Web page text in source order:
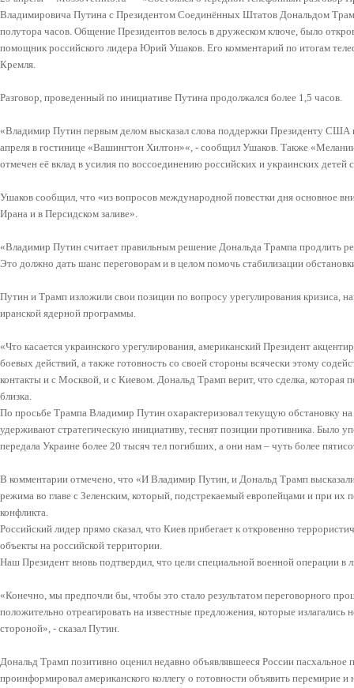
Владимировича Путина с Президентом Соединённых Штатов Дональдом
полутора часов. Общение Президентов велось в дружеском ключе, было
помощник российского лидера Юрий Ушаков. Его комментарий по итогам
Кремля.
Разговор, проведенный по инициативе Путина продолжался более 1,5 часов.
«Владимир Путин первым делом высказал слова поддержки Президенту США
апреля в гостинице «Вашингтон Хилтон»«, - сообщил Ушаков. Также
отмечен её вклад в усилия по воссоединению российских и украинских детей
Ушаков сообщил, что «из вопросов международной повестки дня основное
Ирана и в Персидском заливе».
«Владимир Путин считает правильным решение Дональда Трампа продлить
Это должно дать шанс переговорам и в целом помочь стабилизации
Путин и Трамп изложили свои позиции по вопросу урегулирования кризиса,
иранской ядерной программы.
«Что касается украинского урегулирования, американский Президент
боевых действий, а также готовность со своей стороны всячески этому
контакты и с Москвой, и с Киевом. Дональд Трамп верит, что сделка, которая
близка.
По просьбе Трампа Владимир Путин охарактеризовал текущую обстановку
удерживают стратегическую инициативу, теснят позиции противника. Было
передала Украине более 20 тысяч тел погибших, а они нам – чуть более
В комментарии отмечено, что «И Владимир Путин, и Дональд Трамп
режима во главе с Зеленским, который, подстрекаемый европейцами и при их
конфликта.
Российский лидер прямо сказал, что Киев прибегает к откровенно
объекты на российской территории.
Наш Президент вновь подтвердил, что цели специальной военной операции в
«Конечно, мы предпочли бы, чтобы это стало результатом переговорного
положительно отреагировать на известные предложения, которые излагались
стороной», - сказал Путин.
Дональд Трамп позитивно оценил недавно объявлявшееся России
проинформировал американского коллегу о готовности объявить перемирие